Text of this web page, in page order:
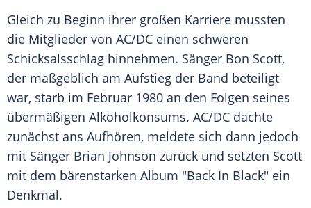
Gleich zu Beginn ihrer großen Karriere mussten
die Mitglieder von AC/DC einen schweren
Schicksalsschlag hinnehmen. Sänger Bon Scott,
der maßgeblich am Aufstieg der Band beteiligt
war, starb im Februar 1980 an den Folgen seines
übermäßigen Alkoholkonsums. AC/DC dachte
zunächst ans Aufhören, meldete sich dann jedoch
mit Sänger Brian Johnson zurück und setzten Scott
mit dem bärenstarken Album "Back In Black" ein
Denkmal.